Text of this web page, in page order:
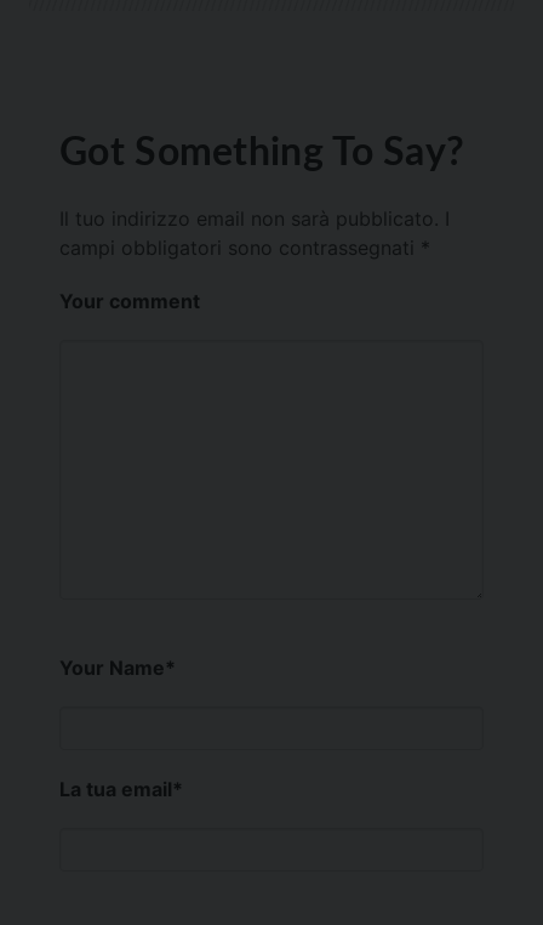
Got Something To Say?
Il tuo indirizzo email non sarà pubblicato.
campi obbligatori sono contrassegnati *
Your comment
Your Name*
La tua email*